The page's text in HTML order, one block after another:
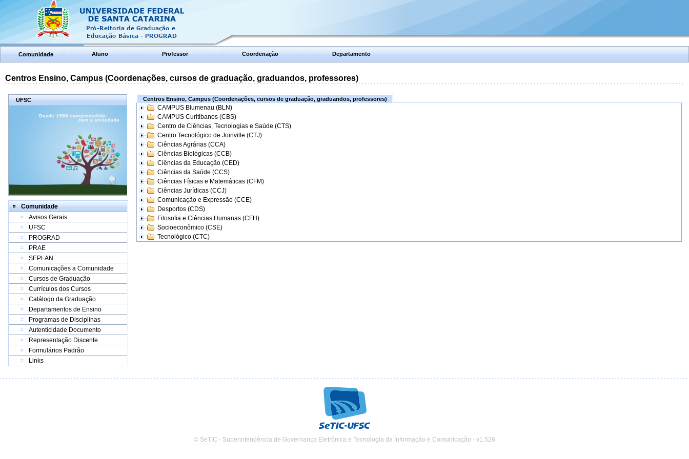
Comunidade Aluno Professor Coordenação Departamento
Centros Ensino, Campus (Coordenações, cursos de graduação, graduandos, professores)
UFSC
Comunidade
Avisos Gerais
UFSC
PROGRAD
PRAE
SEPLAN
Comunicações a Comunidade
Cursos de Graduação
Currículos dos Cursos
Catálogo da Graduação
Departamentos de Ensino
Programas de Disciplinas
Autenticidade Documento
Representação Discente
Formulários Padrão
Links
Centros Ensino, Campus (Coordenações, cursos de graduação, graduandos, professores)
CAMPUS Blumenau (BLN)
CAMPUS Curitibanos (CBS)
Centro de Ciências, Tecnologias e Saúde (CTS)
Centro Tecnológico de Joinville (CTJ)
Ciências Agrárias (CCA)
Ciências Biológicas (CCB)
Ciências da Educação (CED)
Ciências da Saúde (CCS)
Ciências Físicas e Matemáticas (CFM)
Ciências Jurídicas (CCJ)
Comunicação e Expressão (CCE)
Desportos (CDS)
Filosofia e Ciências Humanas (CFH)
Socioeconômico (CSE)
Tecnológico (CTC)
© SeTIC - Superintendência de Governança Eletrônica e Tecnologia da Informação e Comunicação - v1.526